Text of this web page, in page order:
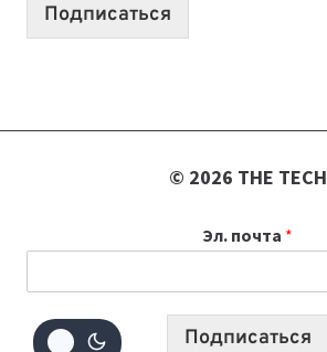
Подписаться
© 2026 THE TECH
Эл. почта *
Подписаться